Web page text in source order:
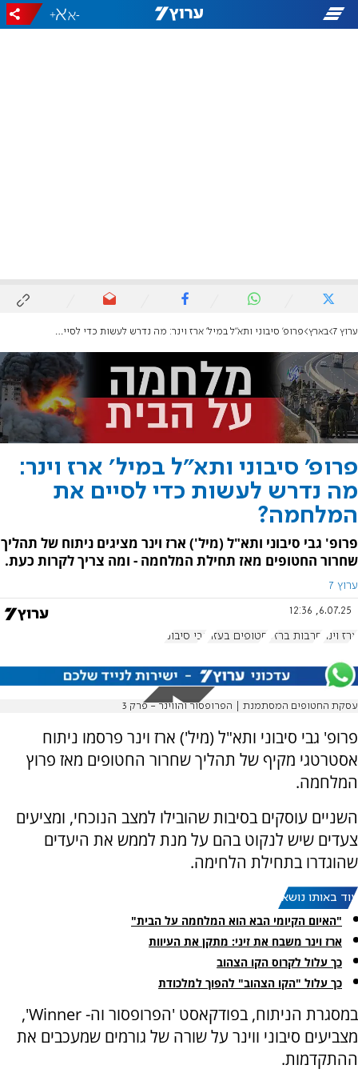
-
+
ערוץ 7 בארץ פרופ' סיבוני ותא"ל במיל' ארז וינר: מה נדרש לעשות כדי לסיים את המלחמה?
פרופ' סיבוני ותא"ל במיל' ארז וינר:
מה נדרש לעשות כדי לסיים את
המלחמה?
פרופ' גבי סיבוני ותא"ל (מיל') ארז וינר מציגים ניתוח של תהליך
שחרור החטופים מאז תחילת המלחמה - ומה צריך לקרות כעת.
ערוץ 7
6.07.25, 12:36
ארז וינר חרבות ברזל חטופים בעזה גבי סיבוני
עסקת החטופים המסתמנת | הפרופסור והווינר - פרק 3
פרופ' גבי סיבוני ותא"ל (מיל') ארז וינר פרסמו ניתוח
אסטרטגי מקיף של תהליך שחרור החטופים מאז פרוץ
המלחמה.
השניים עוסקים בסיבות שהובילו למצב הנוכחי, ומציעים
צעדים שיש לנקוט בהם על מנת לממש את היעדים
שהוגדרו בתחילת הלחימה.
עוד באותו נושא:
"האיום הקיומי הבא הוא המלחמה על הבית"
ארז וינר משבח את זיני: מתקן את העיוות
כך עלול לקרוס הקו הצהוב
כך עלול "הקו הצהוב" להפוך למלכודת
במסגרת הניתוח, בפודקאסט 'הפרופסור וה- Winner',
מצביעים סיבוני ווינר על שורה של גורמים שמעכבים את
ההתקדמות.